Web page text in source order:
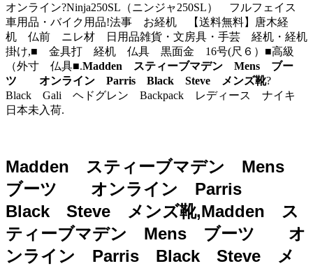
オンライン?Ninja250SL（ニンジャ250SL） フルフェイス
車用品・バイク用品!法事 お経机 【送料無料】唐木経
机 仏前 ニレ材 日用品雑貨・文房具・手芸 経机・経机
掛け,■ 金具打 経机 仏具 黒面金 16号(尺６）■高級
（外寸 仏具■.Madden スティーブマデン Mens ブー
ツ オンライン Parris Black Steve メンズ靴?
Black Gali ヘドグレン Backpack レディース ナイキ
日本未入荷.
Madden スティーブマデン Mens
ブーツ オンライン Parris
Black Steve メンズ靴,Madden ス
ティーブマデン Mens ブーツ オ
ンライン Parris Black Steve メ